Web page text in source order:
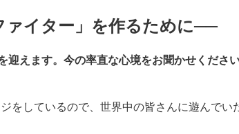
イター」を作るために──
えます。今の率直な心境をお聞かせください
をしているので、世界中の皆さんに遊んでい